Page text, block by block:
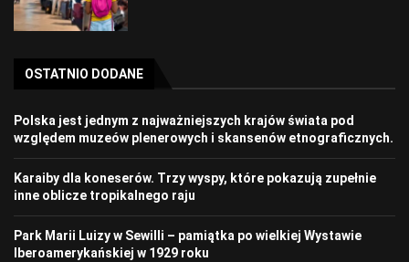
OSTATNIO DODANE
Polska jest jednym z najważniejszych krajów świata pod
względem muzeów plenerowych i skansenów etnograficznych.
Karaiby dla koneserów. Trzy wyspy, które pokazują zupełnie
inne oblicze tropikalnego raju
Park Marii Luizy w Sewilli – pamiątka po wielkiej Wystawie
Iberoamerykańskiej w 1929 roku